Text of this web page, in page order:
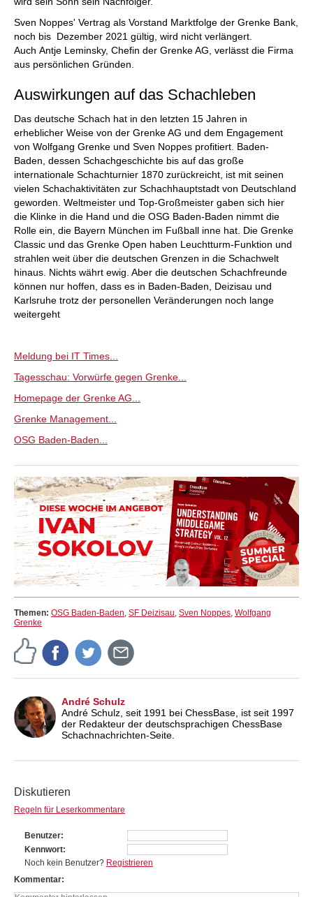
Sven Noppes' Vertrag als Vorstand Marktfolge der Grenke Bank,
noch bis Dezember 2021 gültig, wird nicht verlängert.
Auch Antje Leminsky, Chefin der Grenke AG, verlässt die Firma
aus persönlichen Gründen.
Auswirkungen auf das Schachleben
Das deutsche Schach hat in den letzten 15 Jahren in
erheblicher Weise von der Grenke AG und dem Engagement
von Wolfgang Grenke und Sven Noppes profitiert. Baden-
Baden, dessen Schachgeschichte bis auf das große
internationale Schachturnier 1870 zurückreicht, ist mit seinen
vielen Schachaktivitäten zur Schachhauptstadt von Deutschland
geworden. Weltmeister und Top-Großmeister gaben sich hier
die Klinke in die Hand und die OSG Baden-Baden nimmt die
Rolle ein, die Bayern München im Fußball inne hat. Die Grenke
Classic und das Grenke Open haben Leuchtturm-Funktion und
strahlen weit über die deutschen Grenzen in die Schachwelt
hinaus. Nichts währt ewig. Aber die deutschen Schachfreunde
können nur hoffen, dass es in Baden-Baden, Deizisau und
Karlsruhe trotz der personellen Veränderungen noch lange
weitergeht
Meldung bei IT Times...
Tagesschau: Vorwürfe gegen Grenke...
Homepage der Grenke AG...
Grenke Management...
OSG Baden-Baden...
Themen: OSG Baden-Baden, SF Deizisau, Sven Noppes, Wolfgang
Grenke
André Schulz
André Schulz, seit 1991 bei ChessBase, ist seit 1997
der Redakteur der deutschsprachigen ChessBase
Schachnachrichten-Seite.
Diskutieren
Regeln für Leserkommentare
Benutzer
Kennwort
Noch kein Benutzer? Registrieren
Kommentar